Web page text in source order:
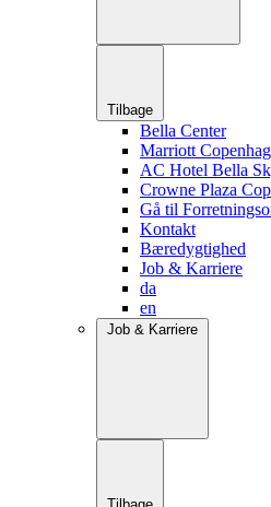
Tilbage
Bella Center
Marriott
AC Hotel Bella
Crowne Plaza
Gå til
Kontakt
Bæredygtighed
Job & Karriere
da
en
Job & Karriere